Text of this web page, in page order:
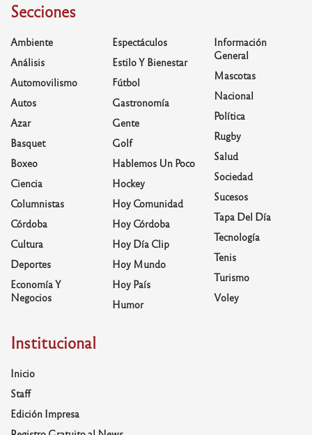
Secciones
Ambiente
Análisis
Automovilismo
Autos
Azar
Basquet
Boxeo
Ciencia
Columnistas
Córdoba
Cultura
Deportes
Economía Y
Negocios
Espectáculos
Estilo Y Bienestar
Fútbol
Gastronomía
Gente
Golf
Hablemos Un Poco
Hockey
Hoy Comunidad
Hoy Córdoba
Hoy Día Clip
Hoy Mundo
Hoy País
Humor
Información
General
Mascotas
Nacional
Política
Rugby
Salud
Sociedad
Sucesos
Tapa Del Día
Tecnología
Tenis
Turismo
Voley
Institucional
Inicio
Staff
Edición Impresa